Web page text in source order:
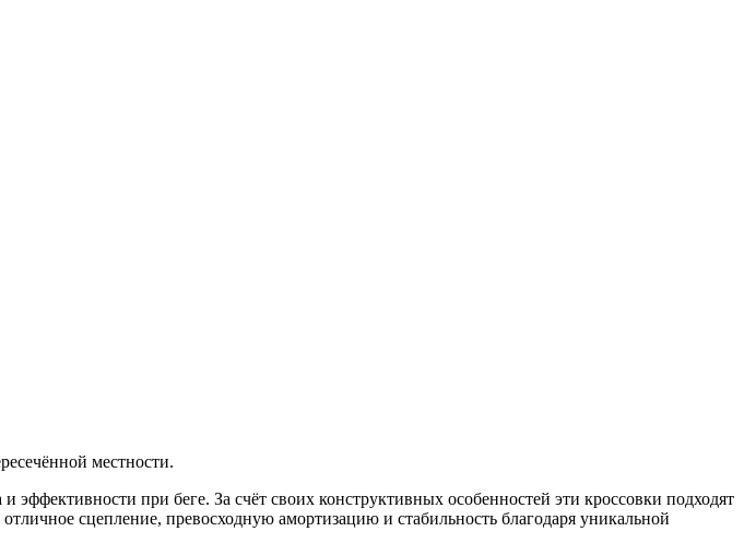
местности.
при беге. За счёт своих конструктивных особенностей эти кроссовки подходят
сцепление, превосходную амортизацию и стабильность благодаря уникальной